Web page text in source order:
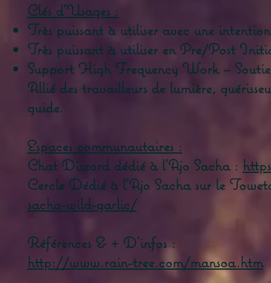
Clés d'Usages :
Très puissant à utiliser avec une
Très puissant à utiliser en Pre/Post
Support High Frequency Work –
Allié des travailleurs de lumière,
guide.
Espaces communautaires :
Chat Discord dédié à l'Ajo Sacha :
Cercle Dédié à l'Ajo Sacha sur le
sacha-wild-garlic/
Références & + D'infos :
http://www.rain-tree.com/mansoa.htm